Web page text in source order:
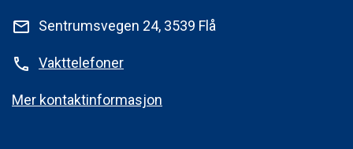
mail Sentrumsvegen 24, 3539 Flå
phone Vakttelefoner
Mer kontaktinformasjon